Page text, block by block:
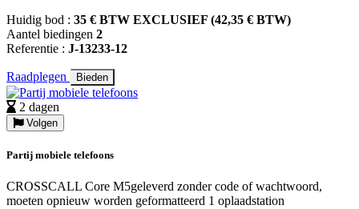
Huidig bod : 35 € BTW EXCLUSIEF (42,35 € BTW)
Aantel biedingen 2
Referentie : J-13233-12
Raadplegen Bieden
2 dagen
Volgen
Partij mobiele telefoons
CROSSCALL Core M5geleverd zonder code of wachtwoord,
moeten opnieuw worden geformatteerd 1 oplaadstation